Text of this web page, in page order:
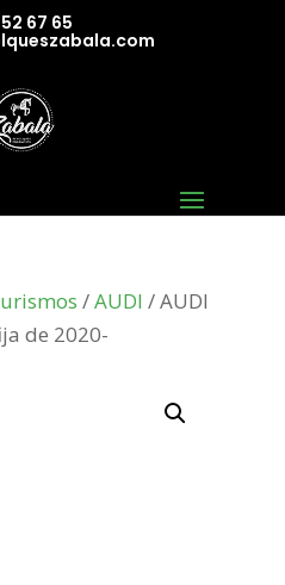
67 65
/AUDI / AUDI
de 2020-